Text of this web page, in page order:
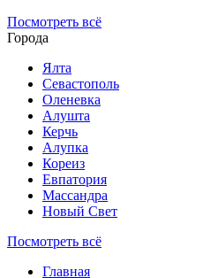
Посмотреть всё
Города
Ялта
Севастополь
Оленевка
Алушта
Керчь
Алупка
Кореиз
Евпатория
Массандра
Новый Свет
Посмотреть всё
Главная